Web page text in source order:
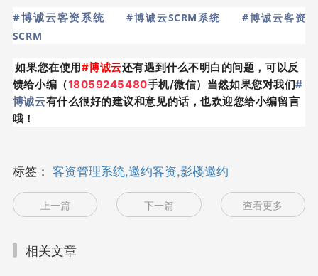
#博诚云客资系统 #博诚云SCRM系统
#博诚云客资
SCRM
如果您在使用#博诚云还有遇到什么不明白的问题，可以反
馈给小编（18059245480手机/微信）当然如果您对我们#
博诚云有什么很好的建议和意见的话，也欢迎您给小编留言
哦！
标签： 客资管理系统,邀约客资,影楼邀约
上一篇 下一篇 查看更多
相关文章